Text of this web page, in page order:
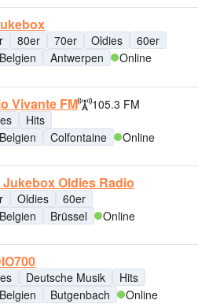
80er 70er Oldies
60er
Belgien
Antwerpen Online
Vivante FM
105.3 FM
Hits
Belgien
Colfontaine Online
Jukebox Oldies Radio
Oldies
60er
Belgien
Brüssel Online
Deutsche Musik
Hits
Belgien
Butgenbach Online